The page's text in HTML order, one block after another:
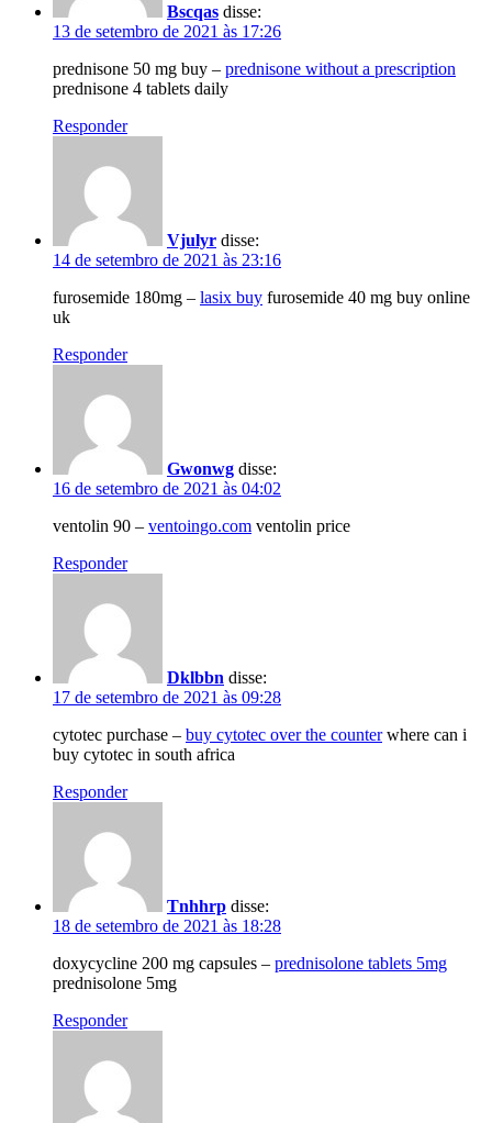
Bscqas disse:
13 de setembro de 2021 às 17:26
prednisone 50 mg buy – prednisone without a prescription
prednisone 4 tablets daily
Responder
Vjulyr disse:
14 de setembro de 2021 às 23:16
furosemide 180mg – lasix buy furosemide 40 mg buy online
uk
Responder
Gwonwg disse:
16 de setembro de 2021 às 04:02
ventolin 90 – ventoingo.com ventolin price
Responder
Dklbbn disse:
17 de setembro de 2021 às 09:28
cytotec purchase – buy cytotec over the counterwhere can i
buy cytotec in south africa
Responder
Tnhhrp disse:
18 de setembro de 2021 às 18:28
doxycycline 200 mg capsules – prednisolone tablets 5mg
prednisolone 5mg
Responder